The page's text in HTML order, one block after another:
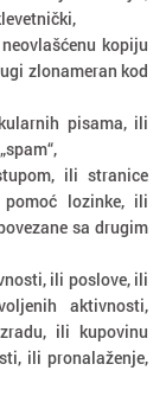
kopiju
zlonameran kod
pisama, ili
ili stranice
lozinke, ili
sa drugim
ili poslove, ili
aktivnosti,
ili kupovinu
ili pronalaženje,